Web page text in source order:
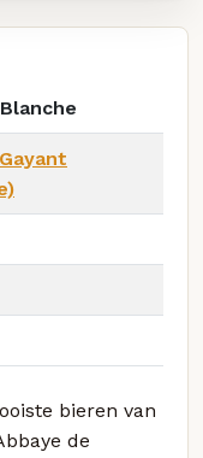
bieren van
de